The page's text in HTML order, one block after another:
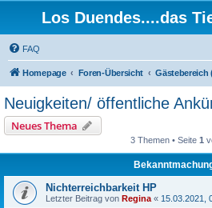
Los Duendes....das
FAQ
Homepage Foren-Übersicht
Neuigkeiten/ öffentliche
Neues Thema
3 Themen • Seite 1
Nichterreichbarkeit HP
Letzter Beitrag von Regina « 15.03.2021,